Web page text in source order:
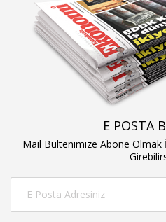
E POSTA
Mail Bültenimize Abone Olmak